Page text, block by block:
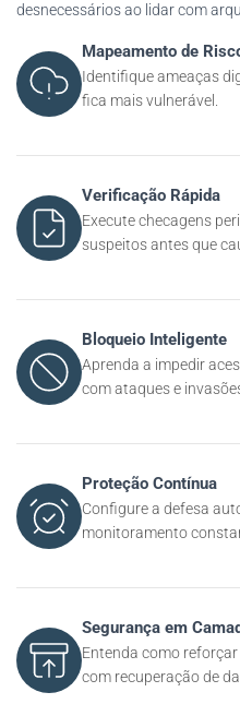
desnecessários ao lidar com
Mapeamento de
Identifique ameaças
fica mais vulnerável.
Verificação Rápida
Execute checagens
suspeitos antes que
Bloqueio Inteligente
Aprenda a impedir
com ataques e
Proteção Contínua
Configure a defesa
monitoramento
Segurança em
Entenda como
com recuperação de